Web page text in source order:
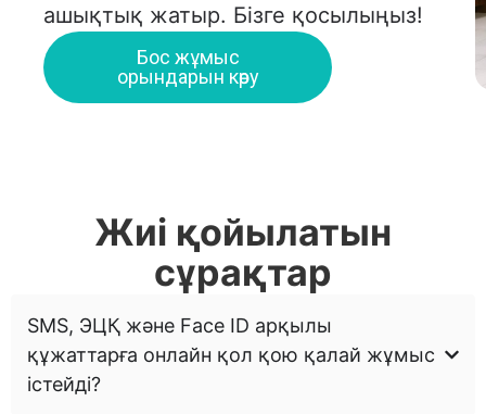
ашықтық жатыр. Бізге қосылыңыз!
Бос жұмыс
орындарын көру
Жиі қойылатын
сұрақтар
SMS, ЭЦҚ және Face ID арқылы
құжаттарға онлайн қол қою қалай жұмыс
істейді?